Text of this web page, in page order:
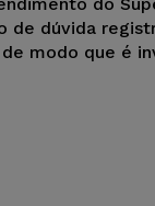
de dúvida
modo que é